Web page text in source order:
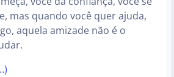
mas quando você quer ajuda,
aquela amizade não é o